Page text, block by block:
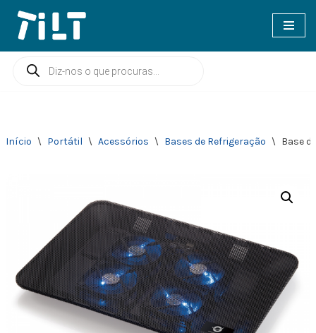
Avançar
para
Início \ Portátil \ Acessórios \ Bases de Refrigeração \ Base